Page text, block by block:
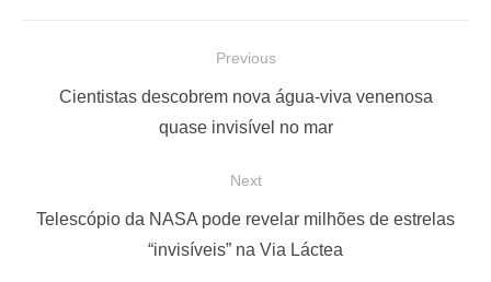
Previous
Cientistas descobrem nova água-viva venenosa
quase invisível no mar
Next
N
Telescópio da NASA pode revelar milhões de estrelas
“invisíveis” na Via Láctea